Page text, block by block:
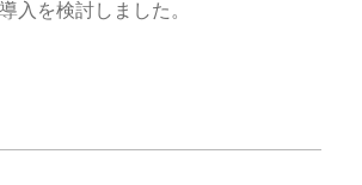
入を検討しました。